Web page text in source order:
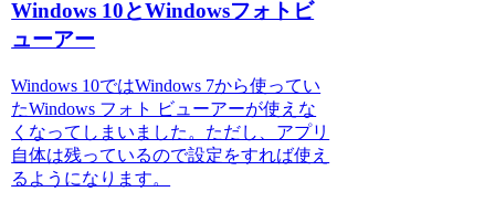
Windows 10とWindowsフォトビ
ューアー
Windows 10ではWindows 7から使ってい
たWindows フォト ビューアーが使えな
くなってしまいました。ただし、アプリ
自体は残っているので設定をすれば使え
るようになります。